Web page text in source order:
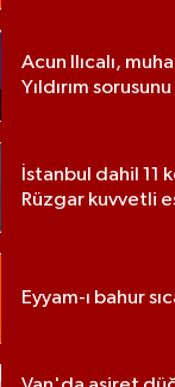
Acun Ilıcalı,
Yıldırım sorusunu
İstanbul dahil 11
Rüzgar kuvvetli
Eyyam-ı bahur